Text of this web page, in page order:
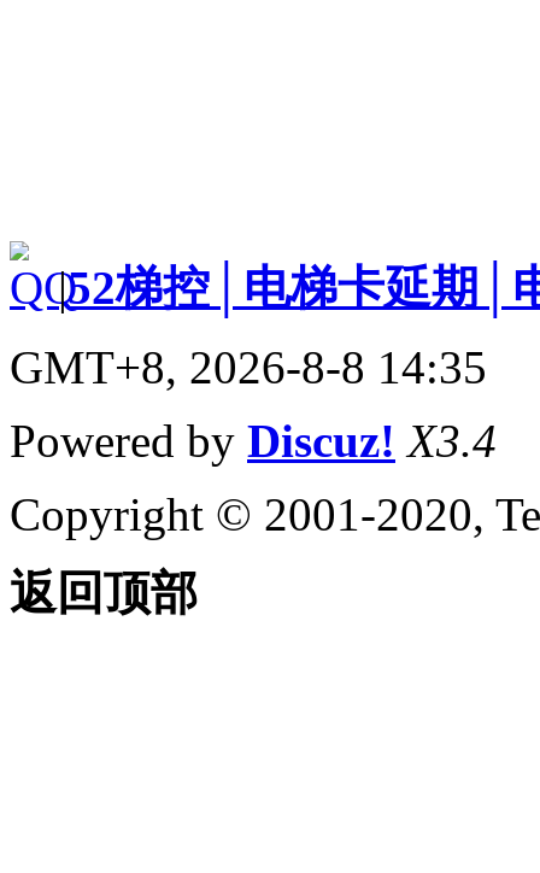
|52梯控│电梯卡延期│
GMT+8, 2026-8-8 14:35
Powered by Discuz! X3.4
Copyright © 2001-2020,
返回顶部